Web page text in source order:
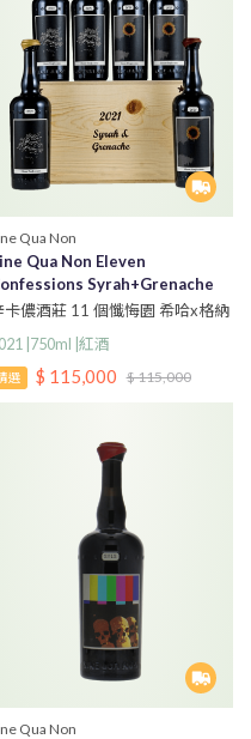
Qua Non
Qua Non Eleven
Syrah+Grenache
(750ml*6) 2021
卡儂酒莊 11 個懺悔園 希哈x格納
希 EBA 旗艦紅酒 木箱收藏組
|750ml |紅酒
選 $ 115,000 $ 115,000
Qua Non